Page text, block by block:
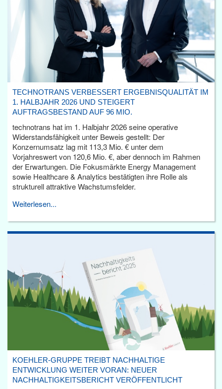
TECHNOTRANS VERBESSERT ERGEBNISQUALITÄT IM
1. HALBJAHR 2026 UND STEIGERT
AUFTRAGSBESTAND AUF 96 MIO.
technotrans hat im 1. Halbjahr 2026 seine operative
Widerstandsfähigkeit unter Beweis gestellt: Der
Konzernumsatz lag mit 113,3 Mio. € unter dem
Vorjahreswert von 120,6 Mio. €, aber dennoch im Rahmen
der Erwartungen. Die Fokusmärkte Energy Management
sowie Healthcare & Analytics bestätigten ihre Rolle als
strukturell attraktive Wachstumsfelder.
Weiterlesen...
KOEHLER-GRUPPE TREIBT NACHHALTIGE
ENTWICKLUNG WEITER VORAN: NEUER
NACHHALTIGKEITSBERICHT VERÖFFENTLICHT